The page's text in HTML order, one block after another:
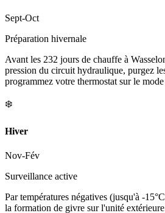
Sept-Oct
Préparation hivernale
Avant les 232 jours de chauffe à
pression du circuit hydraulique, purgez
programmez votre thermostat sur le
❄️
Hiver
Nov-Fév
Surveillance active
Par températures négatives (jusqu'à -
la formation de givre sur l'unité